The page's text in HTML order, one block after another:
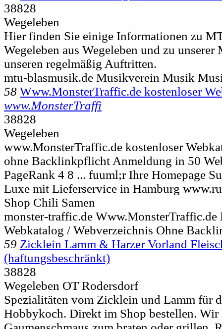
38828
Wegeleben
Hier finden Sie einige Informationen zu
Wegeleben aus Wegeleben und zu
unseren regelmäßig Auftritten.
mtu-blasmusik.de Musikverein Musik
58 Www.MonsterTraffic.de kostenloser
www.MonsterTraffi
38828
Wegeleben
www.MonsterTraffic.de kostenloser
ohne Backlinkpflicht Anmeldung in 50
PageRank 4 8 ... fuuml;r Ihre Homepage
Luxe mit Lieferservice in Hamburg
Shop Chili Samen
monster-traffic.de Www.MonsterTraffic.de
Webkatalog / Webverzeichnis Ohne
59 Zicklein Lamm & Harzer Vorland
(haftungsbeschränkt)
38828
Wegeleben OT Rodersdorf
Spezialitäten vom Zicklein und Lamm für
Hobbykoch. Direkt im Shop bestellen. Wir